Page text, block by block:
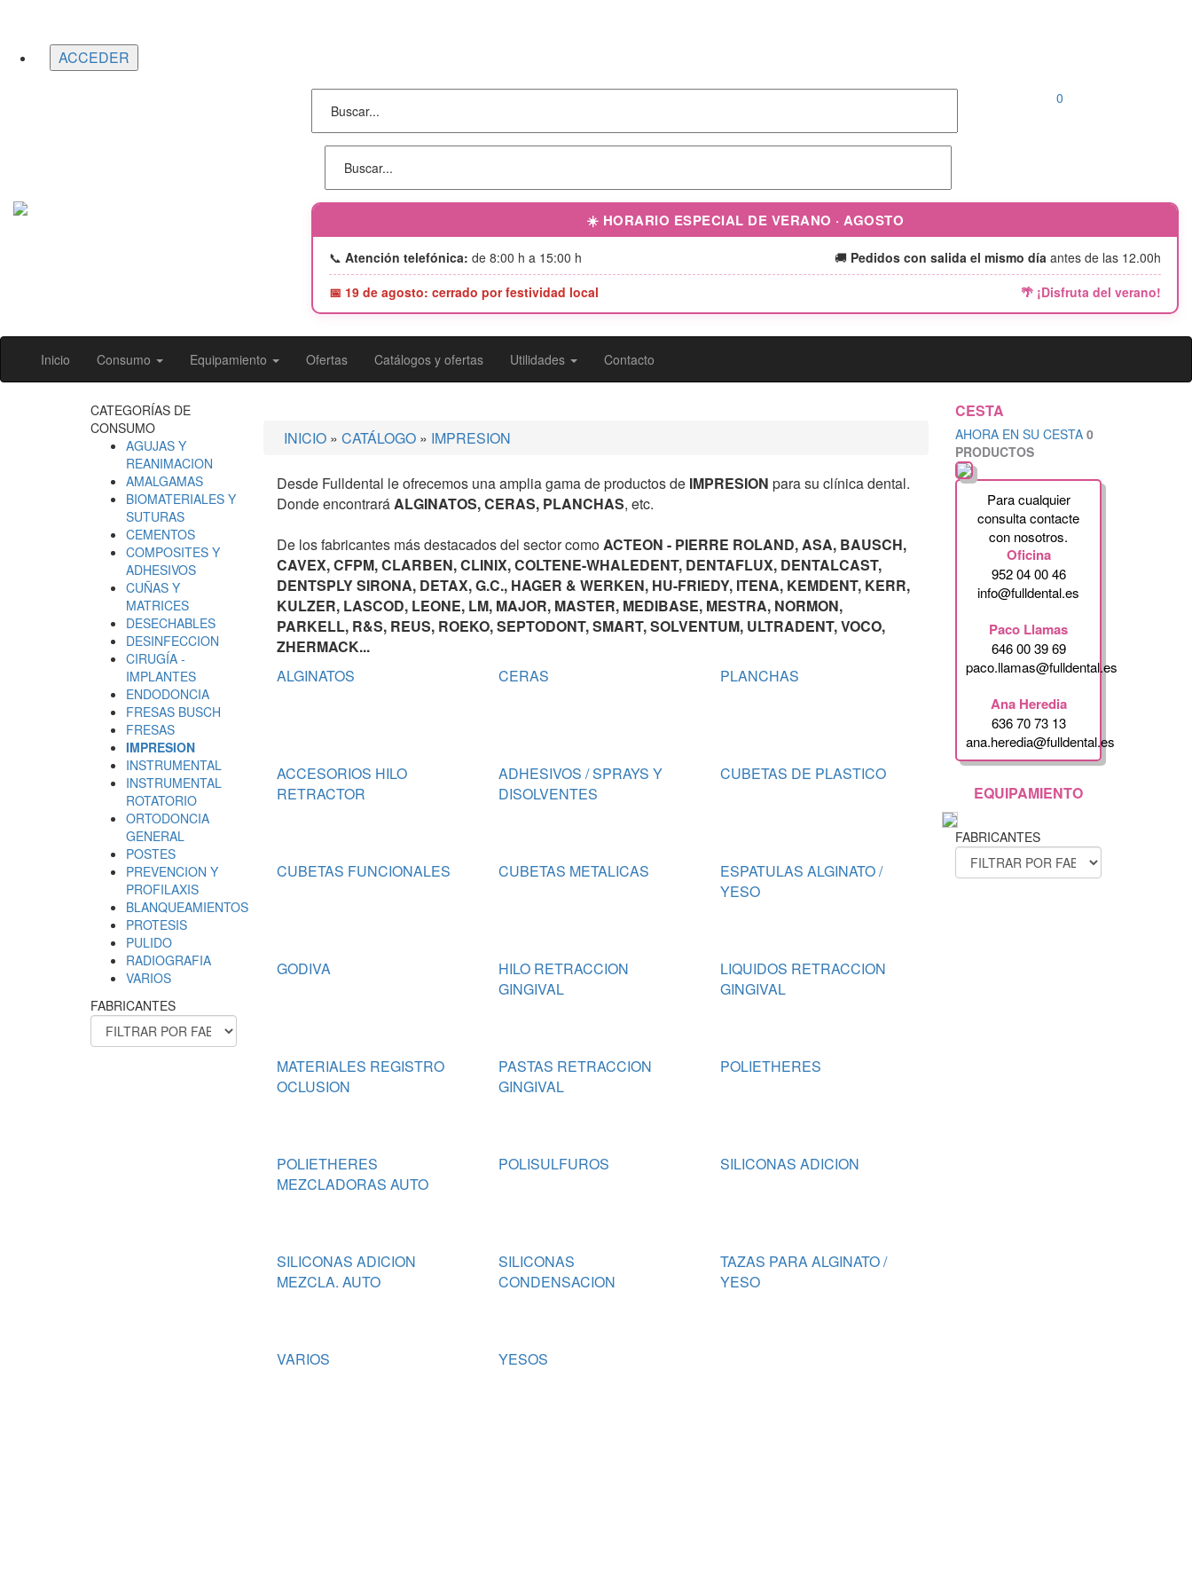
0
☀️ HORARIO ESPECIAL DE VERANO · AGOSTO
📞 Atención telefónica: de 8:00 h a 15:00 h 🚚 Pedidos con salida el mismo día antes de las 12.00h
📅 19 de agosto: cerrado por festividad local
🌴 ¡Disfruta del verano!
Inicio Consumo Equipamiento Ofertas Catálogos y ofertas Utilidades Contacto
CATEGORÍAS DE
CONSUMO
AGUJAS Y
REANIMACION
AMALGAMAS
BIOMATERIALES Y
SUTURAS
CEMENTOS
COMPOSITES Y
ADHESIVOS
CUÑAS Y
MATRICES
DESECHABLES
DESINFECCION
CIRUGÍA -
IMPLANTES
ENDODONCIA
FRESAS BUSCH
FRESAS
IMPRESION
INSTRUMENTAL
INSTRUMENTAL
ROTATORIO
ORTODONCIA
GENERAL
POSTES
PREVENCION Y
PROFILAXIS
BLANQUEAMIENTOS
PROTESIS
PULIDO
RADIOGRAFIA
VARIOS
FABRICANTES
INICIO » CATÁLOGO » IMPRESION
Desde Fulldental le ofrecemos una amplia gama de productos de IMPRESION para su clínica dental.
Donde encontraráALGINATOS, CERAS, PLANCHAS, etc.
De los fabricantes más destacados del sector comoACTEON - PIERRE ROLAND, ASA, BAUSCH,
CAVEX, CFPM, CLARBEN, CLINIX, COLTENE-WHALEDENT, DENTAFLUX, DENTALCAST,
DENTSPLY SIRONA, DETAX, G.C., HAGER & WERKEN, HU-FRIEDY, ITENA, KEMDENT, KERR,
KULZER, LASCOD, LEONE, LM, MAJOR, MASTER, MEDIBASE, MESTRA, NORMON,
PARKELL, R&S, REUS, ROEKO, SEPTODONT, SMART, SOLVENTUM, ULTRADENT, VOCO,
ZHERMACK...
ALGINATOS
CERAS PLANCHAS
ACCESORIOS HILO
RETRACTOR
ADHESIVOS / SPRAYS Y
DISOLVENTES
CUBETAS DE PLASTICO
CUBETAS FUNCIONALES CUBETAS METALICAS
ESPATULAS ALGINATO /
YESO
GODIVA
HILO RETRACCION
GINGIVAL
LIQUIDOS RETRACCION
GINGIVAL
MATERIALES REGISTRO
OCLUSION
PASTAS RETRACCION
GINGIVAL
POLIETHERES
POLIETHERES
MEZCLADORAS AUTO
POLISULFUROS SILICONAS ADICION
SILICONAS ADICION
MEZCLA. AUTO
SILICONAS
CONDENSACION
TAZAS PARA ALGINATO /
YESO
VARIOS YESOS
CESTA
AHORA EN SU CESTA 0
PRODUCTOS
Para cualquier
consulta contacte
con nosotros.
Oficina
952 04 00 46
info@fulldental.es
Paco Llamas
646 00 39 69
paco.llamas@fulldental.es
Ana Heredia
636 70 73 13
ana.heredia@fulldental.es
EQUIPAMIENTO
FABRICANTES